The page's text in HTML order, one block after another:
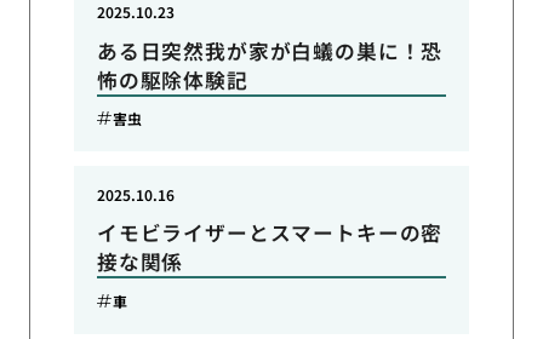
ある日突然我が家が白蟻の巣に！恐
怖の駆除体験記
2025.10.23
害虫
イモビライザーとスマートキーの密
接な関係
2025.10.16
車